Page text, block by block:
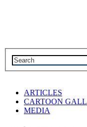
ARTICLES
CARTOON
En février et
l’histoire des